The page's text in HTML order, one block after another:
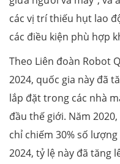
các vị trí thiếu hụt lao
các điều kiện phù hợp
Theo Liên đoàn Robot
2024, quốc gia này đã
lắp đặt trong các nhà
đầu thế giới. Năm
chỉ chiếm 30% số
2024, tỷ lệ này đã tăng